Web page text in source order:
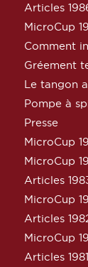
Articles
MicroCup
Comment
Gréement
Le tangon
Pompe à
Presse
MicroCup
MicroCup
Articles
MicroCup
Articles
MicroCup
Articles 1981